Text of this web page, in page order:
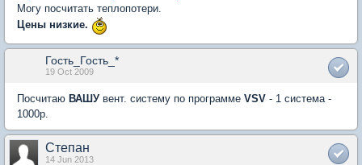
Могу посчитать теплопотери.
Цены низкие.
Гость_Гость_*
19 Oct 2009
Посчитаю ВАШУ вент. систему по программе VSV - 1 система -
1000р.
Степан
14 Jun 2013